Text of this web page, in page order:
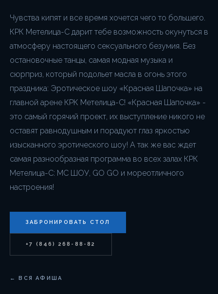
Чувства кипят и все время хочется чего то большего.
КРК Метелица-С дарит тебе возможность окунуться в
атмосферу настоящего сексуального безумия. Без
остановочные танцы, самая модная музыка и
сюрприз, который подольет масла в огонь этого
праздника: Эротическое шоу «Красная Шапочка» на
главной арене КРК Метелица-С! «Красная Шапочка» -
это самый горячий проект, их выступление никого не
оставят равнодушным и порадуют глаз яркостью
изысканного эротического шоу! А так же вас ждет
самая разнообразная программа во всех залах КРК
Метелица-С: МС ШОУ, GO GO и мореотличного
настроения!
ЗАБРОНИРОВАТЬ СТОЛ
+7 (846) 268-88-82
← ВСЯ АФИША